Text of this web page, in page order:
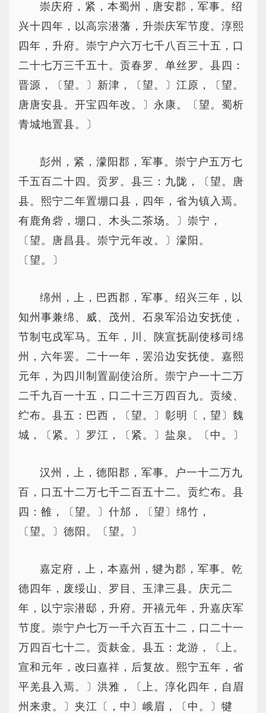
崇庆府，紧，本蜀州，唐安郡，军事。绍
兴十四年，以高宗潜藩，升崇庆军节度。淳熙
四年，升府。崇宁户六万七千八百三十五，口
二十七万三千五十。贡春罗、单丝罗。县四：
晋源，〔望。〕新津，〔望。〕江原，〔望。
唐唐安县。开宝四年改。〕永康。〔望。蜀析
青城地置县。〕
彭州，紧，濛阳郡，军事。崇宁户五万七
千五百二十四。贡罗。县三：九陇，〔望。唐
县。熙宁二年置堋口县，四年，省为镇入焉。
有鹿角砦，堋口、木头二茶场。〕崇宁，
〔望。唐昌县。崇宁元年改。〕濛阳。
〔望。〕
绵州，上，巴西郡，军事。绍兴三年，以
知州事兼绵、威、茂州、石泉军沿边安抚使，
节制屯戍军马。五年，川、陕宣抚副使移司绵
州，六年罢。二十一年，罢沿边安抚使。嘉熙
元年，为四川制置副使治所。崇宁户一十二万
二千九百一十五，口二十三万四百九。贡绫、
纻布。县五：巴西，〔望。〕彰明〔，望〕魏
城，〔紧。〕罗江，〔紧。〕盐泉。〔中。〕
汉州，上，德阳郡，军事。户一十二万九
百，口五十二万七千二百五十二。贡纻布。县
四：雒，〔望。〕什邡，〔望〕绵竹，
〔望。〕德阳。〔望。〕
嘉定府，上，本嘉州，犍为郡，军事。乾
德四年，废绥山、罗目、玉津三县。庆元二
年，以宁宗潜邸，升府。开禧元年，升嘉庆军
节度。崇宁户七万一千六百五十二，口二十一
万四百七十二。贡麸金。县五：龙游，〔上。
宣和元年，改曰嘉祥，后复故。熙宁五年，省
平羌县入焉。〕洪雅，〔上。淳化四年，自眉
州来隶。〕夹江〔，中〕峨眉，〔中。〕犍